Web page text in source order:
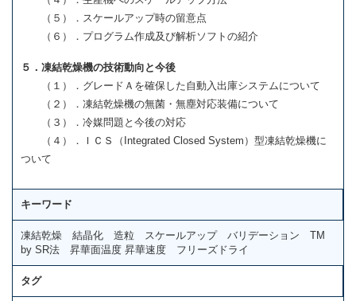
（５）．スケールアップ時の留意点
（６）．プログラム作成及び解析ソフトの紹介
５．凍結乾燥機の技術動向と今後
（１）．グレードＡを確保した自動入出庫システムについて
（２）．凍結乾燥機の無菌・無塵対応装備について
（３）．冷媒問題と今後の対応
（４）．ＩＣＳ（Integrated Closed System）型凍結乾燥機に
ついて
キーワード
凍結乾燥 結晶化 造粒 スケールアップ バリデーション TM
by SR法 昇華面温度 昇華速度 フリーズドライ
タグ